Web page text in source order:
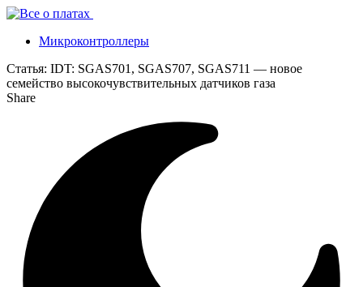
Микроконтроллеры
Статья: IDT: SGAS701, SGAS707, SGAS711 — новое
семейство высокочувствительных датчиков газа
Share